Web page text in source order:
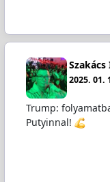
2025. 01.
Trump:
Putyinnal!